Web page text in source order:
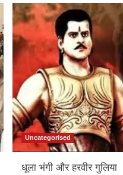
Uncategorised
धूला भंगी और हरवीर गुलिया